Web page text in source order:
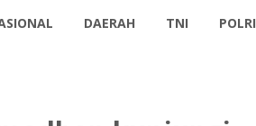
DAERAH TNI POLRI